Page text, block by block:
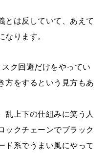
とは反していて、あえて
なります。
ク回避だけをやってい
方をするという見方もあ
乱上下の仕組みに笑う人
ックチェーンでブラック
ド系でうまい風にやって